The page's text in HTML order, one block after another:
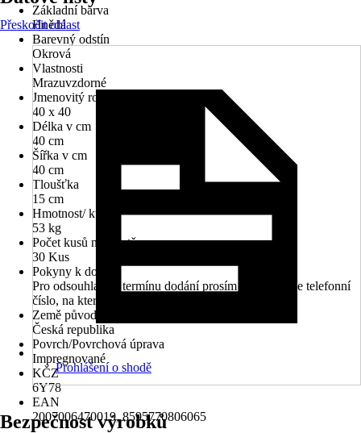
Základní barva
Hnědá
Barevný odstín
Okrová
Vlastnosti
Mrazuvzdorné
Jmenovitý rozměr v cm
40 x 40
Délka v cm
40 cm
Šířka v cm
40 cm
Tloušťka
15 cm
Hmotnost/ kus
53 kg
Počet kusů na paletě
30 Kus
Pokyny k dodání
Pro odsouhlasení termínu dodání prosím uveďte Vaše telefonní
číslo, na kterém jste k zastižení v průběhu dne
Země původu
Česká republika
Povrch/Povrchová úprava
Impregnované
KČZ
6Y78
EAN
2007006470019, 8595770806065
Přeskočit oblast
Prohlášení o shodě
Bezpečnost výrobků